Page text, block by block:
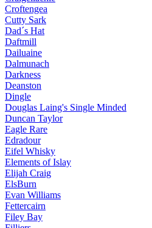
Croftengea
Cutty Sark
Dad´s Hat
Daftmill
Dailuaine
Dalmunach
Darkness
Deanston
Dingle
Douglas Laing's Single Minded
Duncan Taylor
Eagle Rare
Edradour
Eifel Whisky
Elements of Islay
Elijah Craig
ElsBurn
Evan Williams
Fettercairn
Filey Bay